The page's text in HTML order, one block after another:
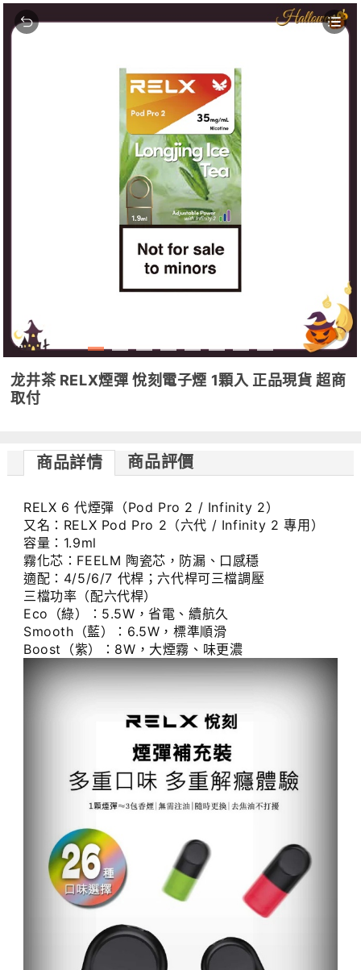
龙井茶 RELX煙彈 悅刻電子煙 1顆入 正品現貨 超商
取付
商品詳情 商品評價
RELX 6 代煙彈（Pod Pro 2 / Infinity 2）
又名：RELX Pod Pro 2（六代 / Infinity 2 專用）
容量：1.9ml
霧化芯：FEELM 陶瓷芯，防漏、口感穩
適配：4/5/6/7 代桿；六代桿可三檔調壓
三檔功率（配六代桿）
Eco（綠）：5.5W，省電、續航久
Smooth（藍）：6.5W，標準順滑
Boost（紫）：8W，大煙霧、味更濃